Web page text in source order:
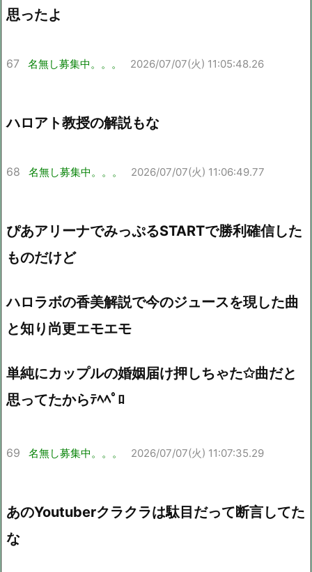
思ったよ
67 名無し募集中。。。 2026/07/07(火) 11:05:48.26
ハロアト教授の解説もな
68 名無し募集中。。。 2026/07/07(火) 11:06:49.77
ぴあアリーナでみっぷるSTARTで勝利確信した
ものだけど
ハロラボの香美解説で今のジュースを現した曲
と知り尚更エモエモ
単純にカップルの婚姻届け押しちゃた✩曲だと
思ってたからﾃﾍﾍﾟﾛ
69 名無し募集中。。。 2026/07/07(火) 11:07:35.29
あのYoutuberクラクラは駄目だって断言してた
な